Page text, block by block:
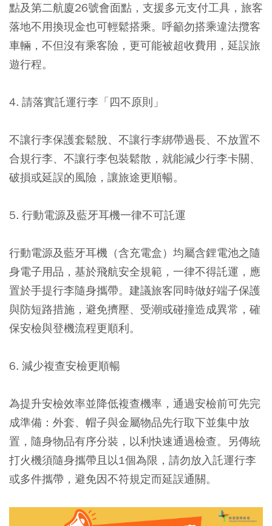
點及第二航廈26號會面點，支援多元支付工具，旅客
落地不用換現金也可輕鬆搭乘。呼籲勿搭乘違法攬客
車輛，不但沒有乘客險，更可能被超收費用，延誤旅
遊行程。
4. 請落實託運行李「四不原則」
不讓行李保護套鬆脫、不讓行李綁帶過長、不放置不
合規行李、不讓行李包裝鬆散，就能減少行李卡關、
破損或延誤的風險，讓旅途更順暢。
5. 行動電源及藍牙耳機一律不可託運
行動電源及藍牙耳機（含充電盒）均屬含鋰電池之隨
身電子用品，基於飛航安全規範，一律不得託運，應
置於手提行李隨身攜帶。建議旅客同時做好端子保護
與防短路措施，避免擠壓、受潮或碰撞造成異常，確
保安檢與登機流程更順利。
6. 減少複查安檢更順暢
為提升安檢效率並降低複查機率，通過安檢前可先完
成準備：外套、帽子與金屬物品先行取下並集中放
置，隨身物品有序分裝，以利快速通過檢查。另傳統
打火機須隨身攜帶且以1個為限，請勿放入託運行李
或多件攜帶，避免因不符規定而延誤通關。